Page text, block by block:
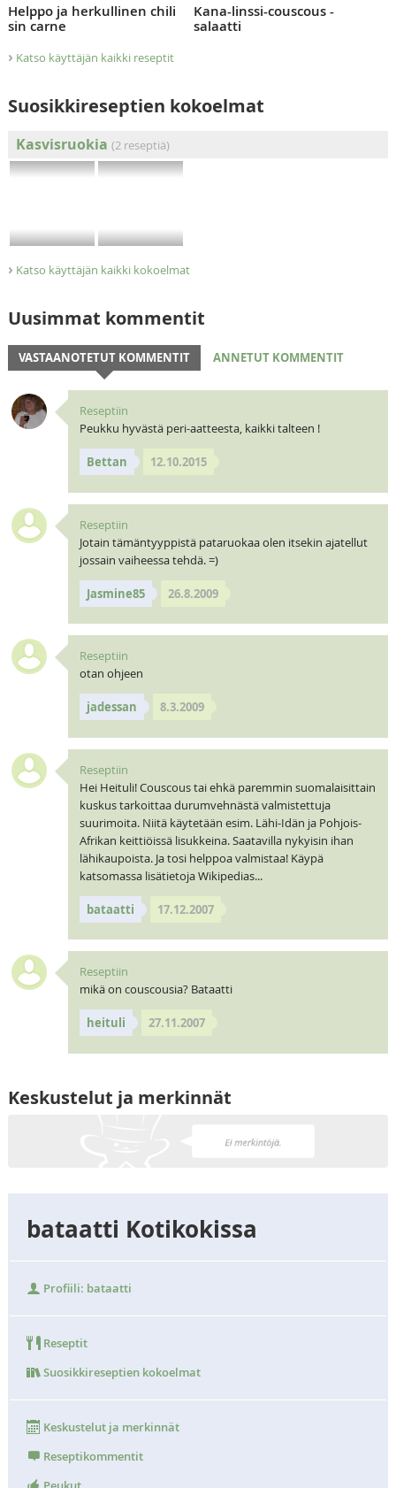
Helppo ja herkullinen chili
sin carne
Kana-linssi-couscous -
salaatti
› Katso käyttäjän kaikki reseptit
Suosikkireseptien kokoelmat
Kasvisruokia (2 reseptiä)
› Katso käyttäjän kaikki kokoelmat
Uusimmat kommentit
VASTAANOTETUT KOMMENTIT ANNETUT KOMMENTIT
Reseptiin
Peukku hyvästä peri-aatteesta, kaikki talteen !
Bettan 12.10.2015
Reseptiin
Jotain tämäntyyppistä pataruokaa olen itsekin ajatellut
jossain vaiheessa tehdä. =)
Jasmine85 26.8.2009
Reseptiin
otan ohjeen
jadessan 8.3.2009
Reseptiin
Hei Heituli! Couscous tai ehkä paremmin suomalaisittain
kuskus tarkoittaa durumvehnästä valmistettuja
suurimoita. Niitä käytetään esim. Lähi-Idän ja Pohjois-
Afrikan keittiöissä lisukkeina. Saatavilla nykyisin ihan
lähikaupoista. Ja tosi helppoa valmistaa! Käypä
katsomassa lisätietoja Wikipedias...
bataatti 17.12.2007
Reseptiin
mikä on couscousia? Bataatti
heituli 27.11.2007
Keskustelut ja merkinnät
bataatti Kotikokissa
Profiili: bataatti
Reseptit
Suosikkireseptien kokoelmat
Keskustelut ja merkinnät
Reseptikommentit